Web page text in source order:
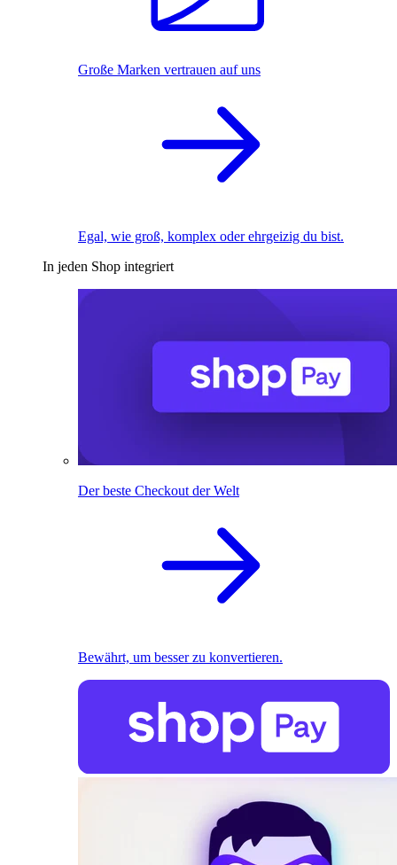
Große Marken vertrauen auf uns
Egal, wie groß, komplex oder ehrgeizig du bist.
In jeden Shop integriert
Der beste Checkout der Welt
Bewährt, um besser zu konvertieren.